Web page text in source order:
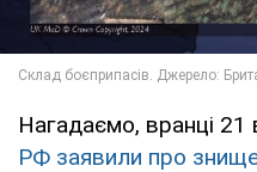
Нагадаємо, вранці 21
РФ заявили про